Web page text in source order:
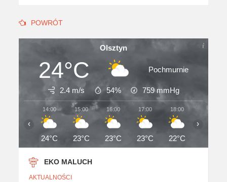
POWRÓT
Olsztyn
24°C Pochmurnie
2.4 m/s 54% 759mmHg
14:00
24°C
15:00
23°C
16:00
23°C
17:00
23°C
18:00
22°C
19:00
‹ ›
EKO MALUCH
AKTUALNOŚCI